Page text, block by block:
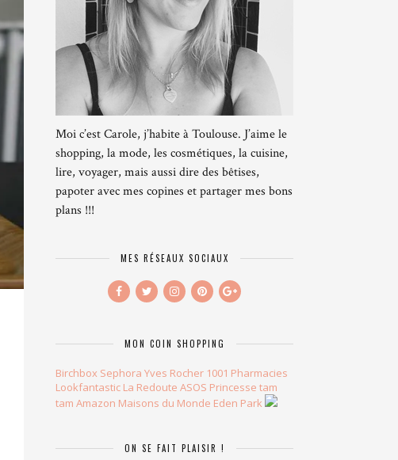
Moi c’est Carole, j’habite à Toulouse. J’aime le
shopping, la mode, les cosmétiques, la cuisine,
lire, voyager, mais aussi dire des bêtises,
papoter avec mes copines et partager mes bons
plans !!!
MES RÉSEAUX SOCIAUX
MON COIN SHOPPING
Birchbox Sephora Yves Rocher 1001 Pharmacies
Lookfantastic La Redoute ASOS Princesse tam
tam Amazon Maisons du Monde Eden Park
ON SE FAIT PLAISIR !